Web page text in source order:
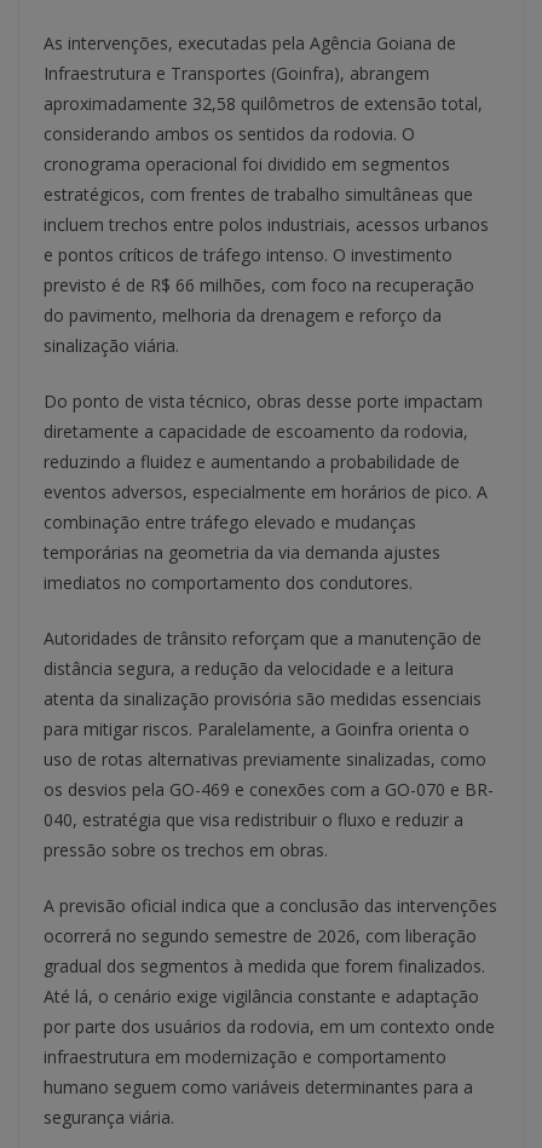
As intervenções, executadas pela Agência Goiana de
Infraestrutura e Transportes (Goinfra), abrangem
aproximadamente 32,58 quilômetros de extensão total,
considerando ambos os sentidos da rodovia. O
cronograma operacional foi dividido em segmentos
estratégicos, com frentes de trabalho simultâneas que
incluem trechos entre polos industriais, acessos urbanos
e pontos críticos de tráfego intenso. O investimento
previsto é de R$ 66 milhões, com foco na recuperação
do pavimento, melhoria da drenagem e reforço da
sinalização viária.
Do ponto de vista técnico, obras desse porte impactam
diretamente a capacidade de escoamento da rodovia,
reduzindo a fluidez e aumentando a probabilidade de
eventos adversos, especialmente em horários de pico. A
combinação entre tráfego elevado e mudanças
temporárias na geometria da via demanda ajustes
imediatos no comportamento dos condutores.
Autoridades de trânsito reforçam que a manutenção de
distância segura, a redução da velocidade e a leitura
atenta da sinalização provisória são medidas essenciais
para mitigar riscos. Paralelamente, a Goinfra orienta o
uso de rotas alternativas previamente sinalizadas, como
os desvios pela GO-469 e conexões com a GO-070 e BR-
040, estratégia que visa redistribuir o fluxo e reduzir a
pressão sobre os trechos em obras.
A previsão oficial indica que a conclusão das intervenções
ocorrerá no segundo semestre de 2026, com liberação
gradual dos segmentos à medida que forem finalizados.
Até lá, o cenário exige vigilância constante e adaptação
por parte dos usuários da rodovia, em um contexto onde
infraestrutura em modernização e comportamento
humano seguem como variáveis determinantes para a
segurança viária.